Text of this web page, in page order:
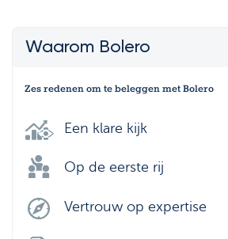
Waarom Bolero
Zes redenen om te beleggen met Bolero
Een klare kijk
Op de eerste rij
Vertrouw op expertise